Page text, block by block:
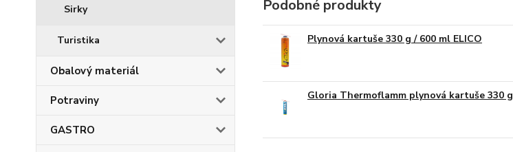
Sirky
Turistika
Obalový materiál
Potraviny
GASTRO
Podobné produkty
Plynová kartuše 330 g / 600 ml ELICO
Gloria Thermoflamm plynová kartuše 330 g